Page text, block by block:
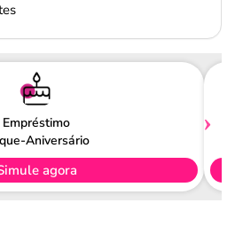
Empréstimo
Aniversário
agora